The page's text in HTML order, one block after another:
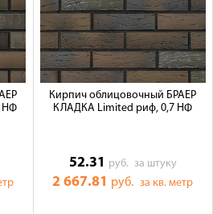
НФ
Кирпич облицовочный БРАЕР
КЛАДКА Limited риф, 0,7 НФ
52.31 руб. за штуку
2 667.81 руб.за кв. метр